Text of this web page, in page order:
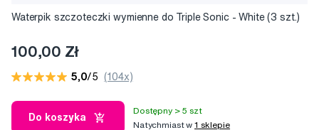
Waterpik szczoteczki wymienne do Triple Sonic - White (3 szt.)
100,00 Zł
5,0/5 (104x)
Do koszyka
Dostępny > 5 szt
Natychmiast w1 sklepie